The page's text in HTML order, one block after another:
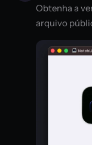
Obtenha a
arquivo